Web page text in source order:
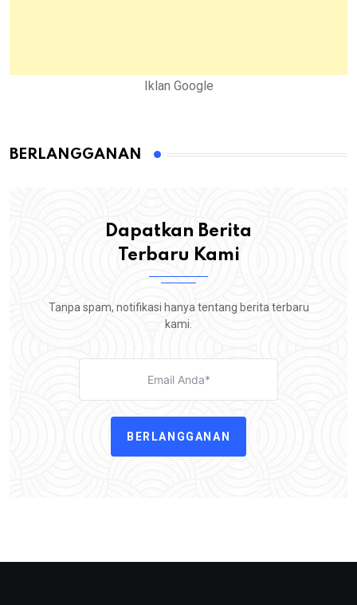
Iklan Google
BERLANGGANAN
Dapatkan Berita
Terbaru Kami
Tanpa spam, notifikasi hanya tentang berita terbaru
kami.
BERLANGGANAN